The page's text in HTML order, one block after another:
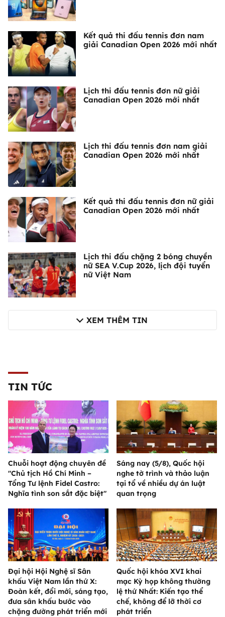
Kết quả thi đấu tennis đơn nam
giải Canadian Open 2026 mới nhất
Lịch thi đấu tennis đơn nữ giải
Canadian Open 2026 mới nhất
Lịch thi đấu tennis đơn nam giải
Canadian Open 2026 mới nhất
Kết quả thi đấu tennis đơn nữ giải
Canadian Open 2026 mới nhất
Lịch thi đấu chặng 2 bóng chuyền
nữ SEA V.Cup 2026, lịch đội tuyển
nữ Việt Nam
XEM THÊM TIN
TIN TỨC
Chuỗi hoạt động chuyên đề
"Chủ tịch Hồ Chí Minh –
Tổng Tư lệnh Fidel Castro:
Nghĩa tình son sắt đặc biệt"
Sáng nay (5/8), Quốc hội
nghe tờ trình và thảo luận
tại tổ về nhiều dự án luật
quan trọng
Đại hội Hội Nghệ sĩ Sân
khấu Việt Nam lần thứ X:
Đoàn kết, đổi mới, sáng tạo,
đưa sân khấu bước vào
chặng đường phát triển mới
Quốc hội khóa XVI khai
mạc Kỳ họp không thường
lệ thứ Nhất: Kiến tạo thể
chế, không để lỡ thời cơ
phát triển